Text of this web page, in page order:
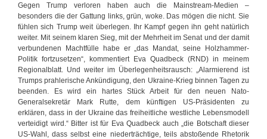
i
n
d
e
r
P
r
o
v
i
n
z
Gegen Trump verloren haben auch die Mainstream-Medien –
besonders die der Gattung links, grün, woke. Das mögen die nicht. Sie
fühlen sich Trump weit überlegen. Ihr Kampf gegen ihn geht natürlich
weiter. Mit seinem klaren Sieg, mit der Mehrheit im Senat und der damit
verbundenen Machtfülle habe er „das Mandat, seine Holzhammer-
Politik fortzusetzen“, kommentiert Eva Quadbeck (RND) in meinem
Regionalblatt. Und weiter im Überlegenheitsrausch: „Alarmierend ist
Trumps prahlerische Ankündigung, den Ukraine-Krieg binnen Tagen zu
beenden. Es wird ein hartes Stück Arbeit für den neuen Nato-
Generalsekretär Mark Rutte, dem künftigen US-Präsidenten zu
erklären, dass in der Ukraine das freiheitliche westliche Lebensmodell
verteidigt wird.“ Bitter ist für Eva Quadbeck auch „die Botschaft dieser
US-Wahl, dass selbst eine niederträchtige, teils abstoßende Rhetorik